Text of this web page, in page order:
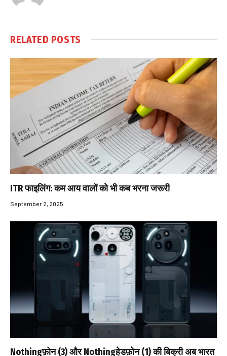
RELATED POSTS
ITR फाइलिंग: कम आय वालों को भी कब भरना जरूरी
September 2, 2025
Nothingफ़ोन (3) और Nothingहेडफ़ोन (1) की बिक्री अब भारत